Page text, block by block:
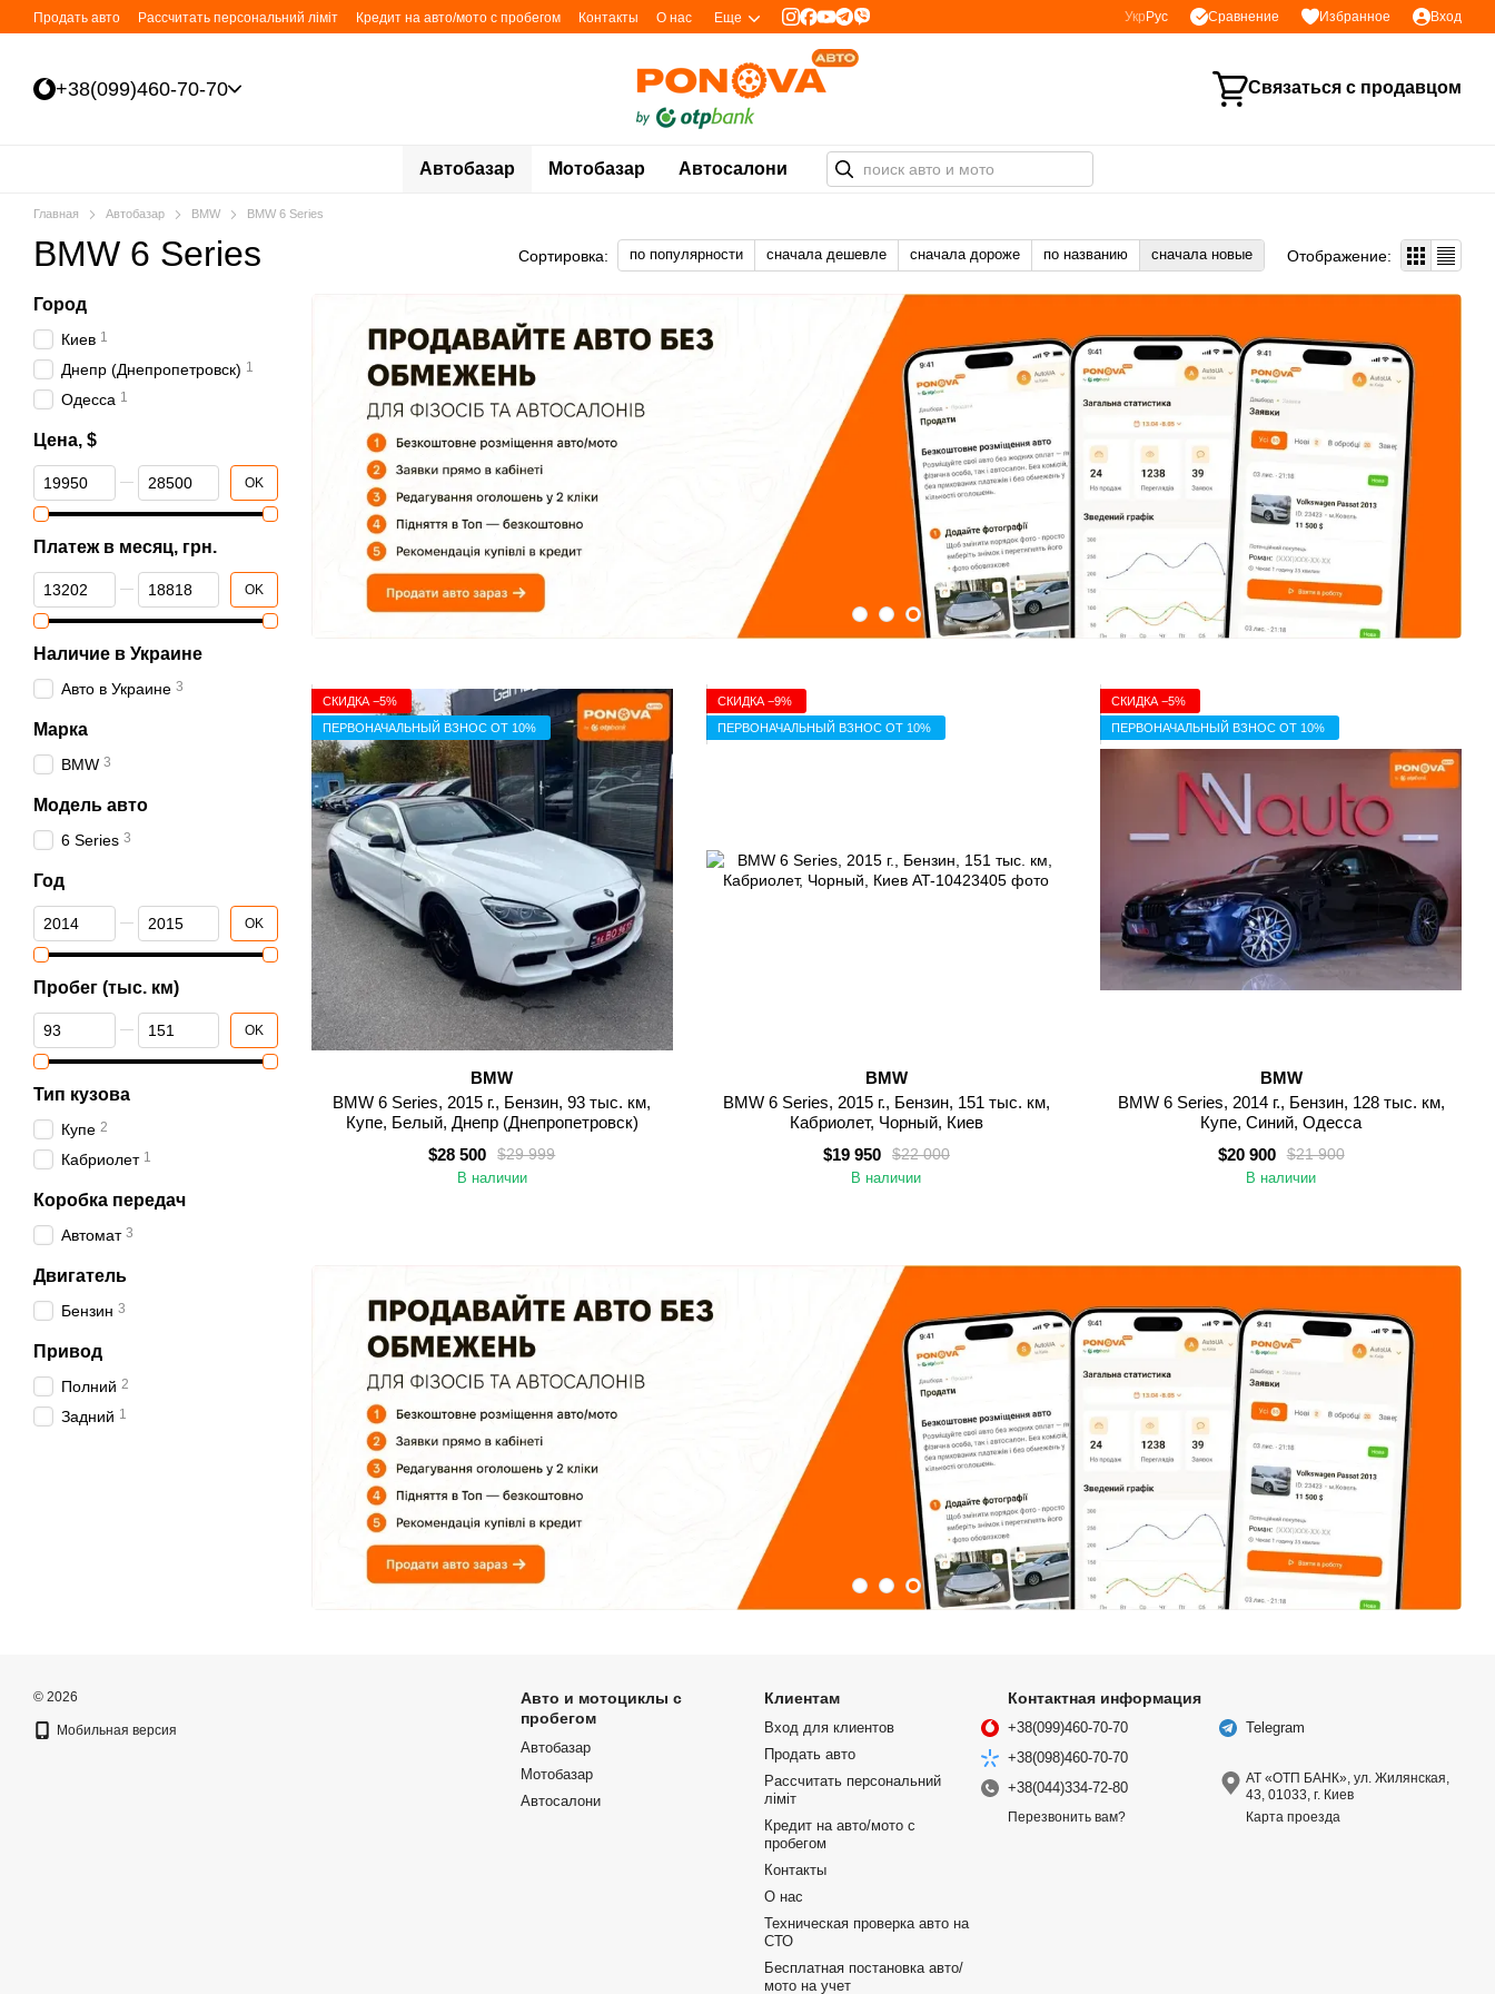
Перейти к основному контенту
Продать авто Рассчитать персональний ліміт Кредит на авто/мото с пробегом Контакты О нас Еще Укр Рус Сравнение Избранное Вход
+38(099)460-70-70 Связаться с продавцом
Автобазар Мотобазар Автосалони
Главная Автобазар BMW BMW 6 Series
BMW 6 Series Сортировка: по популярности сначала дешевле сначала дороже по названию сначала новые Отображение:
СКИДКА −5%
ПЕРВОНАЧАЛЬНЫЙ ВЗНОС ОТ 10%
BMW
BMW 6 Series, 2015 г., Бензин, 93 тыс. км,
Купе, Белый, Днепр (Днепропетровск)
$29 999
$28 500
В наличии
СКИДКА −9%
ПЕРВОНАЧАЛЬНЫЙ ВЗНОС ОТ 10%
BMW
BMW 6 Series, 2015 г., Бензин, 151 тыс. км,
Кабриолет, Чорный, Киев
$22 000
$19 950
В наличии
СКИДКА −5%
ПЕРВОНАЧАЛЬНЫЙ ВЗНОС ОТ 10%
BMW
BMW 6 Series, 2014 г., Бензин, 128 тыс. км,
Купе, Синий, Одесса
$21 900
$20 900
В наличии
Город
Киев 1
Днепр (Днепропетровск) 1
Одесса 1
Цена, $
От Цена, $
До Цена, $ OK
Платеж в месяц, грн.
От Платеж в месяц, грн.
До Платеж в месяц, грн. OK
Наличие в Украине
Авто в Украине 3
Марка
BMW 3
Модель авто
6 Series 3
Год
От Год
До Год OK
Пробег (тыс. км)
От Пробег (тыс. км)
До Пробег (тыс. км) OK
Тип кузова
Купе 2
Кабриолет 1
Коробка передач
Автомат 3
Двигатель
Бензин 3
Привод
Полний 2
Задний 1
© 2026
Мобильная версия
Авто и мотоциклы с
пробегом
Автобазар
Мотобазар
Автосалони
Клиентам
Вход для клиентов
Продать авто
Рассчитать персональний
ліміт
Кредит на авто/мото с
пробегом
Контакты
О нас
Техническая проверка авто на
СТО
Бесплатная постановка авто/
мото на учет
Контактная информация
+38(099)460-70-70
+38(098)460-70-70
+38(044)334-72-80
Перезвонить вам?
Telegram
АТ «ОТП БАНК», ул. Жилянская,
43, 01033, г. Киев
Карта проезда